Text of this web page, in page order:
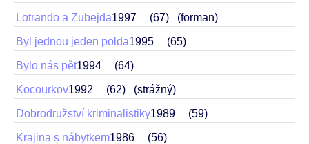
Lotrando a Zubejda1997 67 (forman)
Byl jednou jeden polda1995 65
Bylo nás pět1994 64
Kocourkov1992 62 (strážný)
Dobrodružství kriminalistiky1989 59
Krajina s nábytkem1986 56